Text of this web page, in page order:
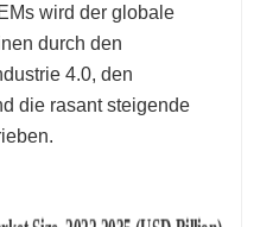
wird der globale
durch den
4.0, den
die rasant steigende